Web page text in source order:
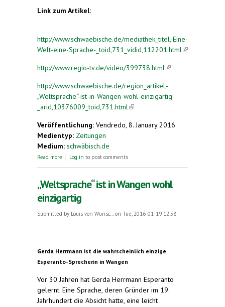
Link zum Artikel:
http://www.schwaebische.de/mediathek_titel,-Eine-
Welt-eine-Sprache-_toid,731_vidid,112201.html (link is
http://www.regio-tv.de/video/399738.html (link is
http://www.schwaebische.de/region_artikel,-
„Weltsprache“-ist-in-Wangen-wohl-einzigartig-
_arid,10376009_toid,731.html (link is external)
Veröffentlichung: Vendredo, 8. January 2016
Medientyp: Zeitungen
Medium: schwäbisch.de
Read more about Eine Welt, eine Sprache
Log in to post comments
„Weltsprache“ ist in Wangen wohl
einzigartig
Submitted by Louis von Wunsc... on Tue, 2016-01-19 12:58
Gerda Herrmann ist die wahrscheinlich einzige
Esperanto-Sprecherin in Wangen
Vor 30 Jahren hat Gerda Herrmann Esperanto
gelernt. Eine Sprache, deren Gründer im 19.
Jahrhundert die Absicht hatte, eine leicht